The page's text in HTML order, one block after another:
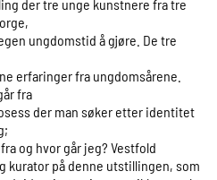
der tre unge kunstnere fra tre
ungdomstid å gjøre. De tre
erfaringer fra ungdomsårene.
fra
der man søker etter identitet
og hvor går jeg? Vestfold
kurator på denne utstillingen, som